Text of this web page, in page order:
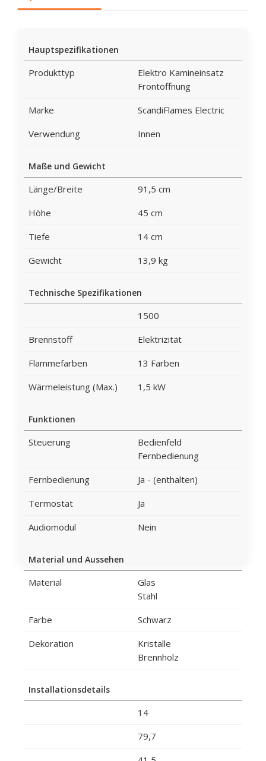
Hauptspezifikationen
Produkttyp
Elektro Kamineinsatz
Frontöffnung
Marke
ScandiFlames Electric
Verwendung
Innen
Maße und Gewicht
Länge/Breite
91,5 cm
Höhe
45 cm
Tiefe
14 cm
Gewicht
13,9 kg
Technische Spezifikationen
1500
Brennstoff
Elektrizität
Flammefarben
13 Farben
Wärmeleistung (Max.)
1,5 kW
Funktionen
Steuerung
Bedienfeld
Fernbedienung
Fernbedienung
Ja - (enthalten)
Termostat
Ja
Audiomodul
Nein
Material und Aussehen
Material
Glas
Stahl
Farbe
Schwarz
Dekoration
Kristalle
Brennholz
Installationsdetails
14
79,7